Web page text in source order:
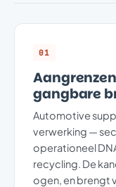
01
gangbare
Automotive
verwerking —
operationeel
recycling. De
ogen, en brengt